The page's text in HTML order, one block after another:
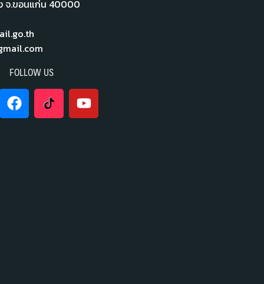
ง จ.ขอนแก่น 40000
FOLLOW US